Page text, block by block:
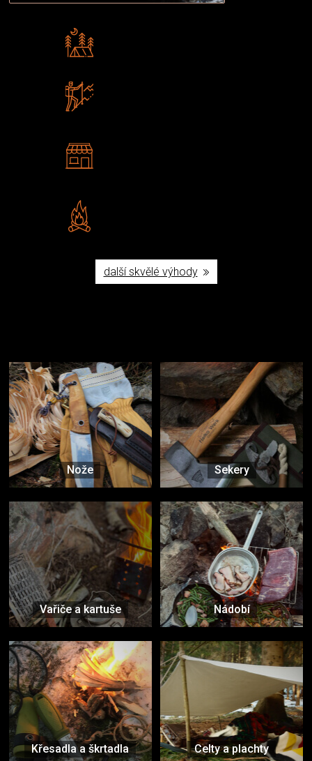
další skvělé výhody
Nože Sekery
Vařiče a kartuše Nádobí
Křesadla a škrtadla Celty a plachty